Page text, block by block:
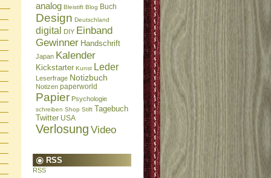
analog Bleistift Blog Buch
Design Deutschland
digital DIY Einband
Gewinner Handschrift
Japan Kalender
Kickstarter Kunst Leder
Leserfrage Notizbuch
Notizen paperworld
Papier Psychologie
schreiben Shop Stift Tagebuch
Twitter USA
Verlosung Video
RSS
RSS